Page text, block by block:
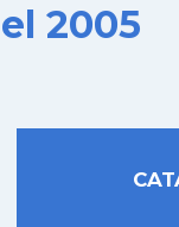
2005